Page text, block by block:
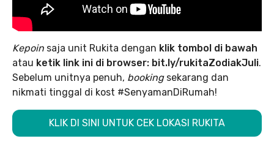
Kepoin saja unit Rukita dengan klik tombol di bawah
atau ketik link ini di browser: bit.ly/rukitaZodiakJuli.
Sebelum unitnya penuh, booking sekarang dan
nikmati tinggal di kost #SenyamanDiRumah!
KLIK DI SINI UNTUK CEK LOKASI RUKITA